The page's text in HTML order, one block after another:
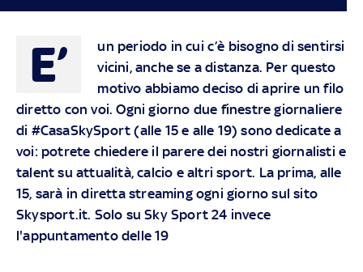
E’
un periodo in cui c’è bisogno di sentirsi
vicini, anche se a distanza. Per questo
motivo abbiamo deciso di aprire un filo
diretto con voi. Ogni giorno due finestre giornaliere
di #CasaSkySport (alle 15 e alle 19) sono dedicate a
voi: potrete chiedere il parere dei nostri giornalisti e
talent su attualità, calcio e altri sport. La prima, alle
15, sarà in diretta streaming ogni giorno sul sito
Skysport.it. Solo su Sky Sport 24 invece
l'appuntamento delle 19